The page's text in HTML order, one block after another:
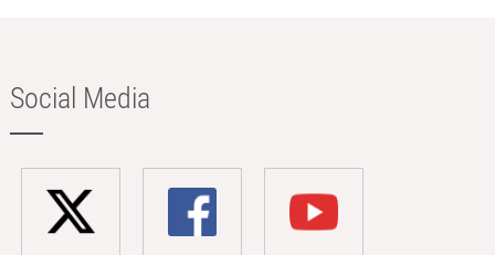
Social Media